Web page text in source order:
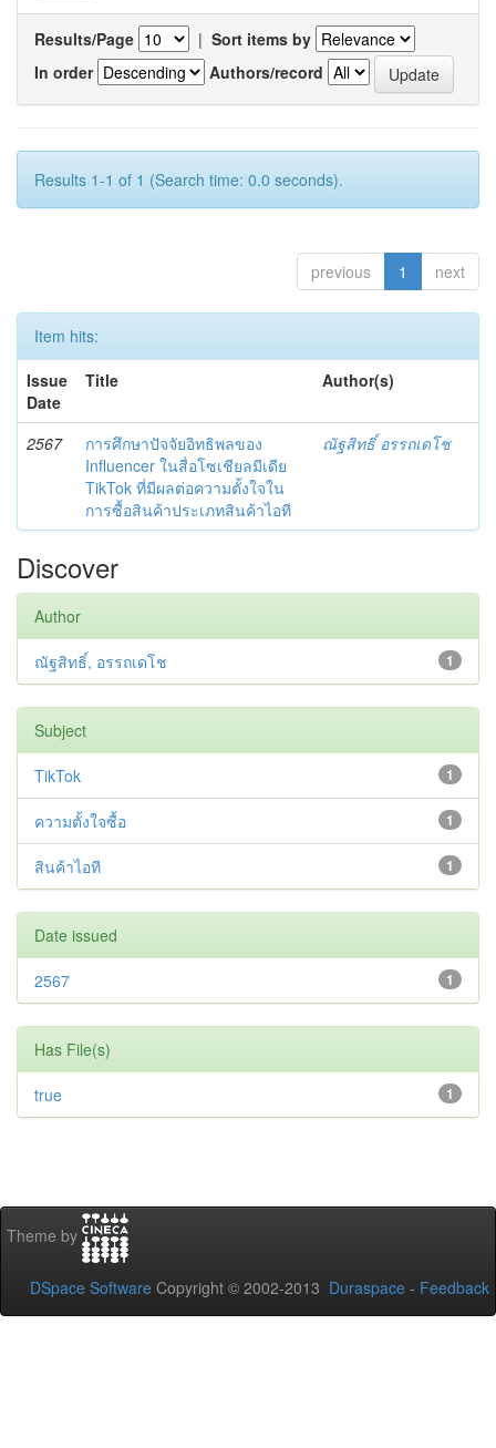
Results/Page | Sort items by
In order
Authors/record
Results 1-1 of 1 (Search time: 0.0 seconds).
previous 1 next
Item hits:
Issue
Date
Title Author(s)
2567
การศึกษาปัจจัยอิทธิพลของ
Influencer ในสื่อโซเชียลมีเดีย
TikTok ที่มีผลต่อความตั้งใจใน
การซื้อสินค้าประเภทสินค้าไอที
ณัฐสิทธิ์ อรรถเดโช
Discover
Author
1
ณัฐสิทธิ์, อรรถเดโช
Subject
1
TikTok
1
ความตั้งใจซื้อ
1
สินค้าไอที
Date issued
1
2567
Has File(s)
1
true
Theme by
DSpace Software Copyright © 2002-2013 Duraspace - Feedback